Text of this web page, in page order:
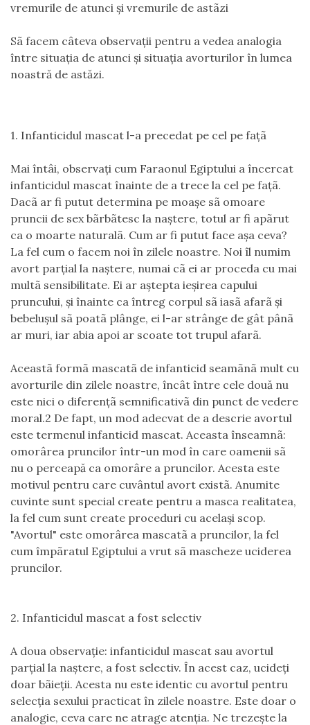
vremurile de atunci şi vremurile de astãzi
Sã facem câteva observaţii pentru a vedea analogia
între situaţia de atunci şi situaţia avorturilor în lumea
noastră de astăzi.
1. Infanticidul mascat l-a precedat pe cel pe faţã
Mai întâi, observaţi cum Faraonul Egiptului a încercat
infanticidul mascat înainte de a trece la cel pe faţã.
Dacã ar fi putut determina pe moaşe sã omoare
pruncii de sex bãrbãtesc la naştere, totul ar fi apãrut
ca o moarte naturalã. Cum ar fi putut face aşa ceva?
La fel cum o facem noi în zilele noastre. Noi îl numim
avort parţial la naştere, numai cã ei ar proceda cu mai
multã sensibilitate. Ei ar aştepta ieşirea capului
pruncului, şi înainte ca întreg corpul sã iasã afarã şi
bebeluşul sã poatã plânge, ei l-ar strânge de gât pânã
ar muri, iar abia apoi ar scoate tot trupul afarã.
Aceastã formã mascatã de infanticid seamãnã mult cu
avorturile din zilele noastre, încât între cele două nu
este nici o diferenţã semnificativã din punct de vedere
moral.2 De fapt, un mod adecvat de a descrie avortul
este termenul infanticid mascat. Aceasta înseamnã:
omorârea pruncilor într-un mod în care oamenii sã
nu o perceapă ca omorâre a pruncilor. Acesta este
motivul pentru care cuvântul avort existã. Anumite
cuvinte sunt special create pentru a masca realitatea,
la fel cum sunt create proceduri cu acelaşi scop.
"Avortul" este omorârea mascatã a pruncilor, la fel
cum împãratul Egiptului a vrut sã mascheze uciderea
pruncilor.
2. Infanticidul mascat a fost selectiv
A doua observaţie: infanticidul mascat sau avortul
parţial la naştere, a fost selectiv. În acest caz, ucideţi
doar bãieţii. Acesta nu este identic cu avortul pentru
selecţia sexului practicat în zilele noastre. Este doar o
analogie, ceva care ne atrage atenţia. Ne trezeşte la